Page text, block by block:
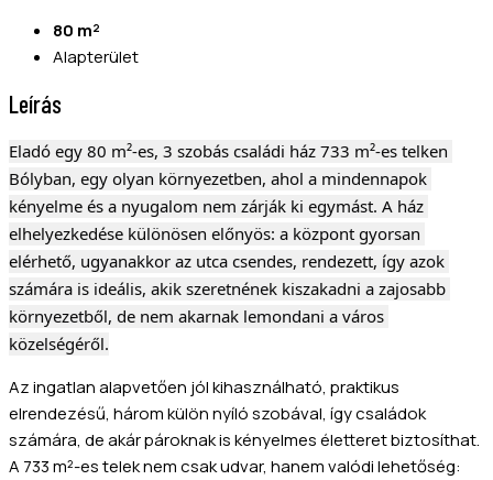
80 m²
Alapterület
Leírás
Eladó egy 80 m²-es, 3 szobás családi ház 733 m²-es telken
Bólyban, egy olyan környezetben, ahol a mindennapok
kényelme és a nyugalom nem zárják ki egymást. A ház
elhelyezkedése különösen előnyös: a központ gyorsan
elérhető, ugyanakkor az utca csendes, rendezett, így azok
számára is ideális, akik szeretnének kiszakadni a zajosabb
környezetből, de nem akarnak lemondani a város
közelségéről.
Az ingatlan alapvetően jól kihasználható, praktikus
elrendezésű, három külön nyíló szobával, így családok
számára, de akár pároknak is kényelmes életteret biztosíthat.
A 733 m²-es telek nem csak udvar, hanem valódi lehetőség: